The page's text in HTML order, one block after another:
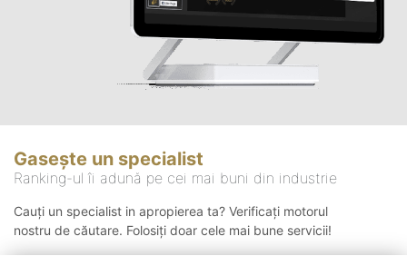
Gasește un specialist
Ranking-ul îi adună pe cei mai buni din industrie
Cauți un specialist in apropierea ta? Verificați motorul
nostru de căutare. Folosiți doar cele mai bune servicii!